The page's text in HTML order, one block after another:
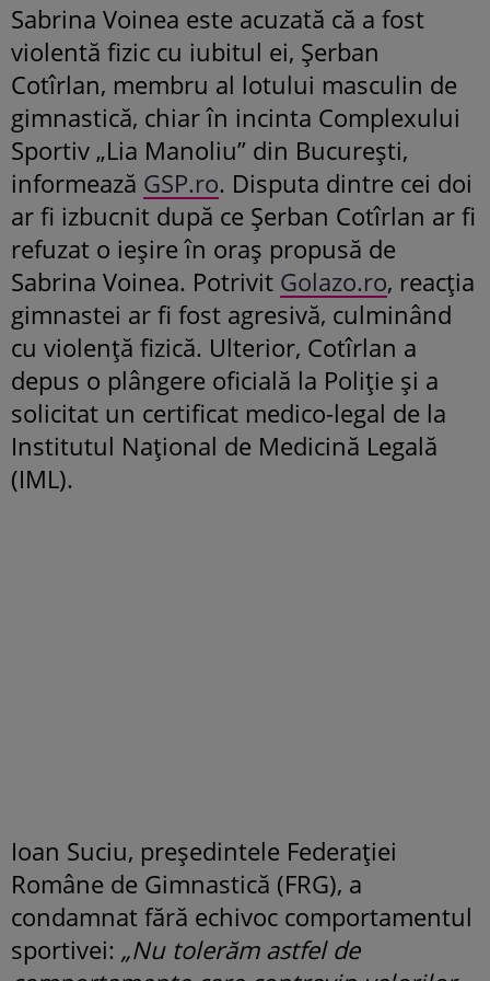
Sabrina Voinea este acuzată că a fost
violentă fizic cu iubitul ei, Șerban
Cotîrlan, membru al lotului masculin de
gimnastică, chiar în incinta Complexului
Sportiv „Lia Manoliu” din București,
informează GSP.ro. Disputa dintre cei doi
ar fi izbucnit după ce Șerban Cotîrlan ar fi
refuzat o ieșire în oraș propusă de
Sabrina Voinea. Potrivit Golazo.ro, reacția
gimnastei ar fi fost agresivă, culminând
cu violență fizică. Ulterior, Cotîrlan a
depus o plângere oficială la Poliție și a
solicitat un certificat medico-legal de la
Institutul Național de Medicină Legală
(IML).
Ioan Suciu, președintele Federației
Române de Gimnastică (FRG), a
condamnat fără echivoc comportamentul
sportivei: „Nu tolerăm astfel de